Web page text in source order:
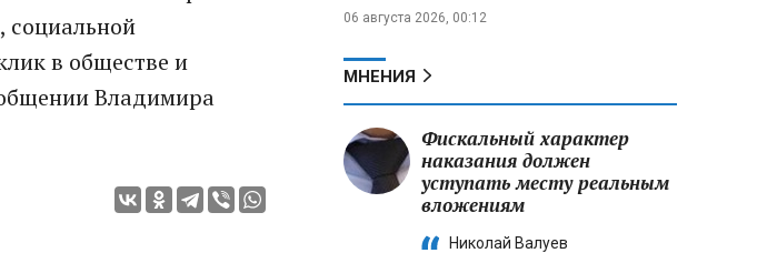
социальной
в обществе и
Владимира
06 августа 2026, 00:12
МНЕНИЯ
Фискальный характер
наказания должен
уступать месту реальным
вложениям
Николай Валуев